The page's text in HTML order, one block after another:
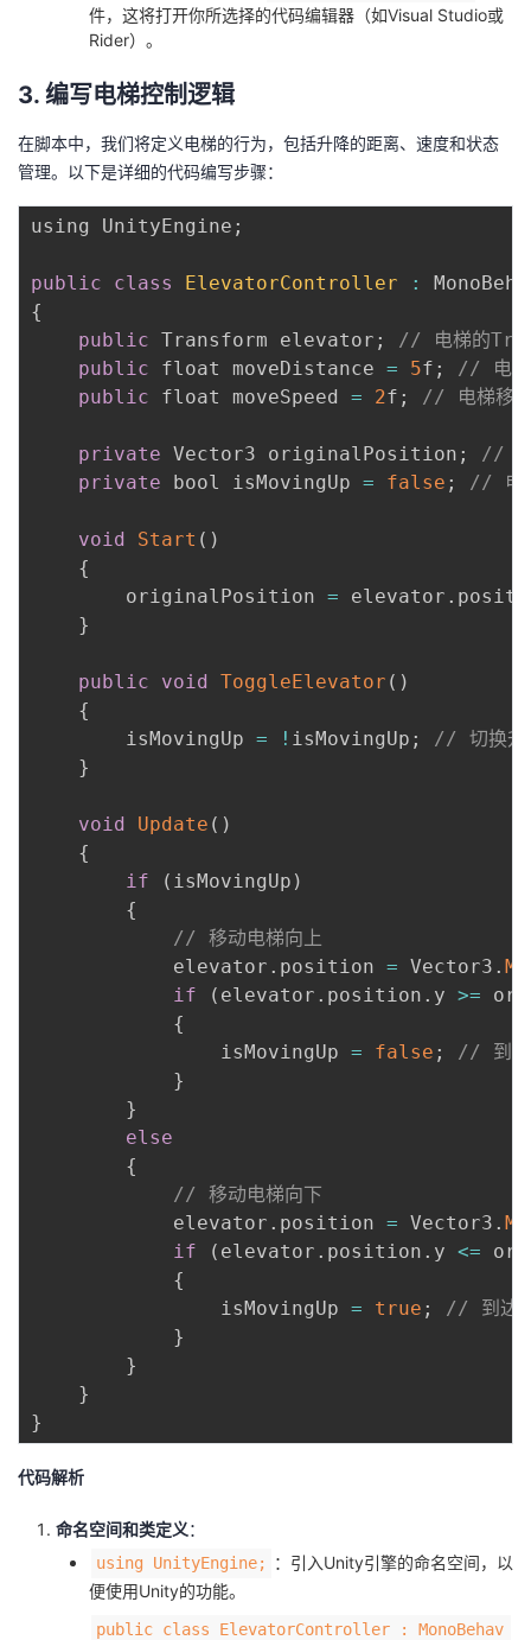
件，这将打开你所选择的代码编辑器（如Visual Studio或
Rider）。
3. 编写电梯控制逻辑
在脚本中，我们将定义电梯的行为，包括升降的距离、速度和状态
管理。以下是详细的代码编写步骤：
using UnityEngine ;
public class ElevatorController
:
{
public Transform elevator ;
// 电梯的
public float moveDistance = 5f ;
// 电梯
public float moveSpeed = 2f ; // 电梯移
private Vector3 originalPosition ;
// 电
private bool isMovingUp = false ; // 电
void Start ( )
{
        originalPosition
= elevator .
}
public void ToggleElevator ( )
{
        isMovingUp
= ! isMovingUp ;
// 切换升
}
void Update ( )
{
if
( isMovingUp )
{
// 移动电梯向上
            elevator
. position = Vector3 .
if
( elevator . position . y >=
{
                isMovingUp
= false ;
// 到达
}
}
else
{
// 移动电梯向下
            elevator
. position = Vector3 .
if
( elevator . position . y <=
{
                isMovingUp
= true ;
// 到达
}
}
}
}
代码解析
命名空间和类定义：
using UnityEngine;
：引入Unity引擎的命名空间，以
便使用Unity的功能。
public class ElevatorController : MonoBehav